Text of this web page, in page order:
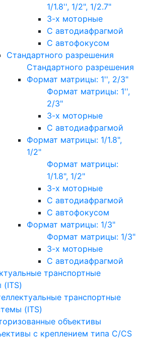
1/1.8'', 1/2", 1/2.7"
3-х моторные
С автодиафрагмой
С автофокусом
Стандартного разрешения
Стандартного разрешения
Формат матрицы: 1'', 2/3"
Формат матрицы: 1'',
2/3"
3-х моторные
С автодиафрагмой
Формат матрицы: 1/1.8",
1/2"
Формат матрицы:
1/1.8", 1/2"
3-х моторные
С автодиафрагмой
С автофокусом
Формат матрицы: 1/3"
Формат матрицы: 1/3"
3-х моторные
С автодиафрагмой
транспортные
(ITS)
транспортные
(ITS)
объективы
с креплением типа C/CS